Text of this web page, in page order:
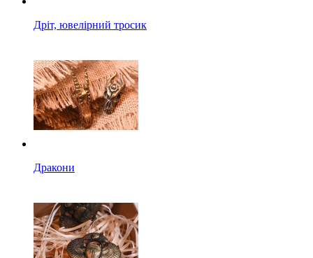
Дріт, ювелірний тросик
Дракони